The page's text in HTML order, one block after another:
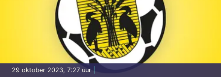
29 oktober 2023, 7:27 uur